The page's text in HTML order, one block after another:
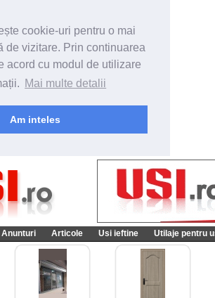
cookie-uri pentru o mai
de vizitare. Prin continuarea
acord cu modul de utilizare
Mai multe detalii
Am inteles
Anunturi Articole Usi ieftine Utilaje pentru